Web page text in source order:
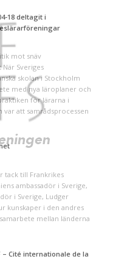
18 deltagit i
mot snäv
Sveriges
skolan i Stockholm
med nya läroplaner och
för lärarna i
var att samrådsprocessen
tack till Frankrikes
ambassadör i Sverige,
i Sverige, Ludger
kunskaper i den andres
mellan länderna
– Cité internationale de la